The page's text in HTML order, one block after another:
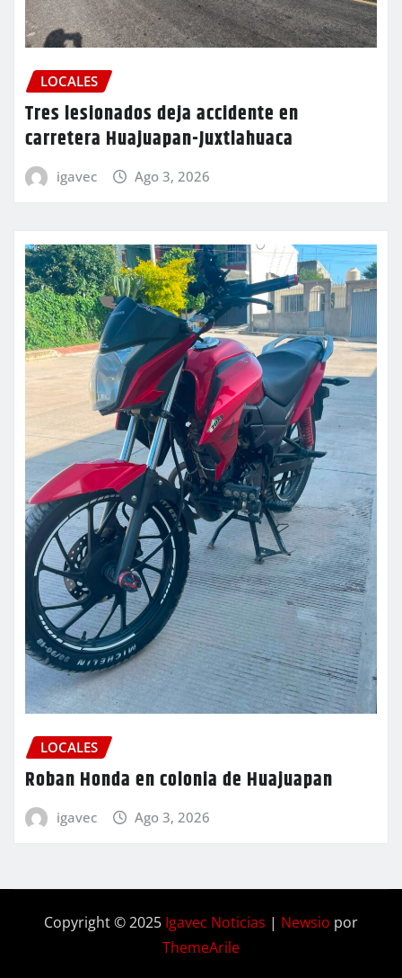
LOCALES
Tres lesionados deja accidente en
carretera Huajuapan-Juxtlahuaca
igavec Ago 3, 2026
LOCALES
Roban Honda en colonia de Huajuapan
igavec Ago 3, 2026
Copyright © 2025 Igavec Noticias | Newsio por
ThemeArile